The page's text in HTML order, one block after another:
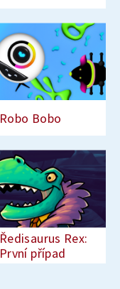
Robo Bobo
Ředisaurus Rex:
První případ